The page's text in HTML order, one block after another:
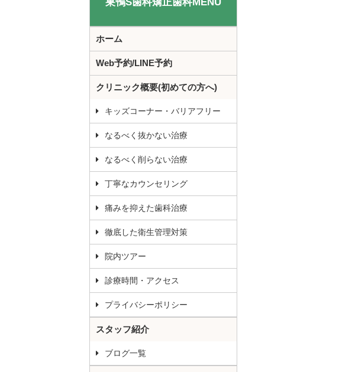
ホーム
Web予約/LINE予約
クリニック概要(初めての方へ)
キッズコーナー・バリアフリー
なるべく抜かない治療
なるべく削らない治療
丁寧なカウンセリング
痛みを抑えた歯科治療
徹底した衛生管理対策
院内ツアー
診療時間・アクセス
プライバシーポリシー
スタッフ紹介
ブログ一覧